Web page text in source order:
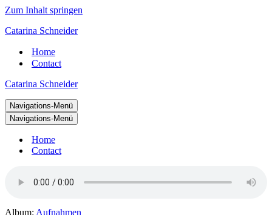
Zum Inhalt springen
Catarina Schneider
Home
Contact
Catarina Schneider
Navigations-Menü
Navigations-Menü
Home
Contact
Album: Aufnahmen